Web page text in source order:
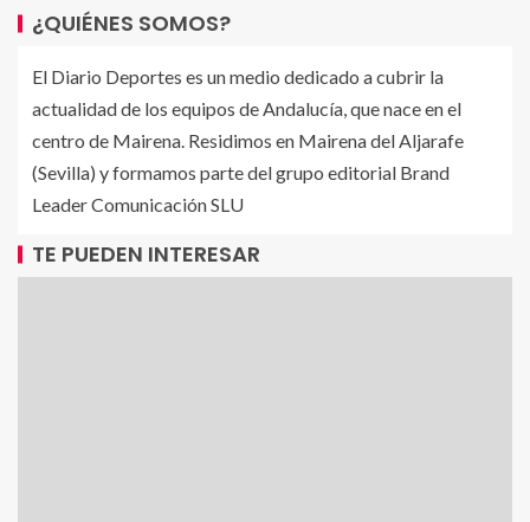
¿QUIÉNES SOMOS?
El Diario Deportes es un medio dedicado a cubrir la
actualidad de los equipos de Andalucía, que nace en el
centro de Mairena. Residimos en Mairena del Aljarafe
(Sevilla) y formamos parte del grupo editorial Brand
Leader Comunicación SLU
TE PUEDEN INTERESAR